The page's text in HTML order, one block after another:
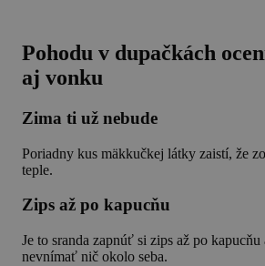
Pohodu v dupačkách
aj vonku
Zima ti už nebude
Poriadny kus mäkkučkej látky zaistí, že
teple.
Zips až po kapucňu
Je to sranda zapnúť si zips až po
nevnímať nič okolo seba.